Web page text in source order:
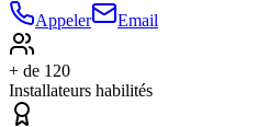
Appeler
Email
+ de 120
Installateurs habilités